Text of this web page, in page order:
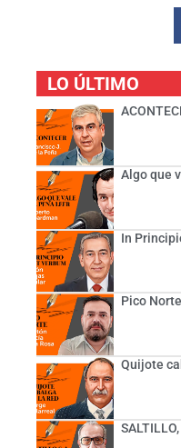
LO ÚLTIMO
Algo que
In
Pico Norte
Quijote
SALTILLO,